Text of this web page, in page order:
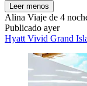
Leer menos
Alina Viaje de 4
Publicado ayer
Hyatt Vivid Grand